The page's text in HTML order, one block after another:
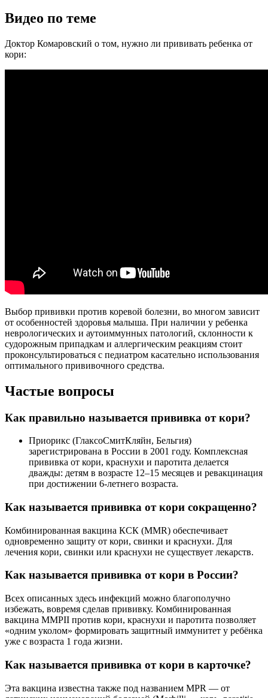
Видео по теме
Доктор Комаровский о том, нужно ли прививать ребенка от
кори:
Выбор прививки против коревой болезни, во многом зависит
от особенностей здоровья малыша. При наличии у ребенка
неврологических и аутоиммунных патологий, склонности к
судорожным припадкам и аллергическим реакциям стоит
проконсультироваться с педиатром касательно использования
оптимального прививочного средства.
Частые вопросы
Как правильно называется прививка от кори?
Приорикс (ГлаксоСмитКляйн, Бельгия)
зарегистрирована в России в 2001 году. Комплексная
прививка от кори, краснухи и паротита делается
дважды: детям в возрасте 12–15 месяцев и ревакцинация
при достижении 6-летнего возраста.
Как называется прививка от кори сокращенно?
Комбинированная вакцина КСК (MMR) обеспечивает
одновременно защиту от кори, свинки и краснухи. Для
лечения кори, свинки или краснухи не существует лекарств.
Как называется прививка от кори в России?
Всех описанных здесь инфекций можно благополучно
избежать, вовремя сделав прививку. Комбинированная
вакцина ММРII против кори, краснухи и паротита позволяет
«одним уколом» формировать защитный иммунитет у ребёнка
уже с возраста 1 года жизни.
Как называется прививка от кори в карточке?
Эта вакцина известна также под названием MPR — от